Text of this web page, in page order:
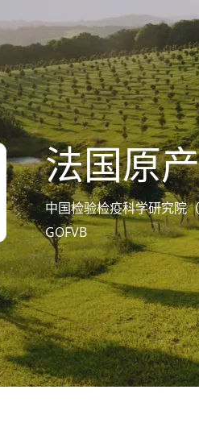
我们
业生涯
我们的企业社
通过我们
与团队共
为环境保
与我们的
全球的
Global
Global
Global
非洲
南非 (英
突尼斯 (
亚洲
中国 (中
印度 (英
法国原
中国检验检疫科学研究院
GOFVB